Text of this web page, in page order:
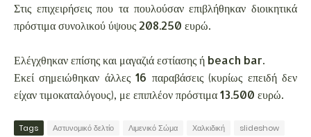
Στις επιχειρήσεις που τα πουλούσαν επιβλήθηκαν διοικητικά
πρόστιμα συνολικού ύψους 208.250 ευρώ.
Ελέγχθηκαν επίσης και μαγαζιά εστίασης ή beach bar.
Εκεί σημειώθηκαν άλλες 16 παραβάσεις (κυρίως επειδή δεν
είχαν τιμοκαταλόγους), με επιπλέον πρόστιμα 13.500 ευρώ.
Tags Αστυνομικό δελτίο Λιμενικό Σώμα Χαλκιδική slideshow